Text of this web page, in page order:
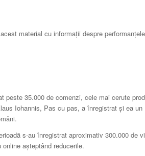
material cu informații despre performanțele
peste 35.000 de comenzi, cele mai cerute
Iohannis, Pas cu pas, a înregistrat și ea un
s-au înregistrat aproximativ 300.000 de
așteptând reducerile.